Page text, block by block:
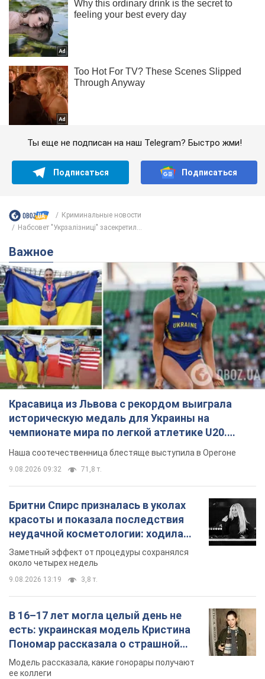
Ты еще не подписан на наш Telegram? Быстро жми!
Подписаться Подписаться
Криминальные новости
Набсовет "Укрзалізниці" засекретил...
Важное
Красавица из Львова с рекордом выиграла
историческую медаль для Украины на
чемпионате мира по легкой атлетике U20.
Видео
Наша соотечественница блестяще выступила в Орегоне
9.08.2026 09:32 71,8 т.
Бритни Спирс призналась в уколах
красоты и показала последствия
неудачной косметологии: ходила
так почти месяц
Заметный эффект от процедуры сохранялся
около четырех недель
9.08.2026 13:19 3,8 т.
В 16–17 лет могла целый день не
есть: украинская модель Кристина
Пономар рассказала о страшной
стороне модельной карьеры
Модель рассказала, какие гонорары получают
ее коллеги